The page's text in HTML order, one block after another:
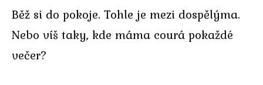
Běž si do pokoje. Tohle je mezi dospělýma.
Nebo víš taky, kde máma courá pokaždé
večer?